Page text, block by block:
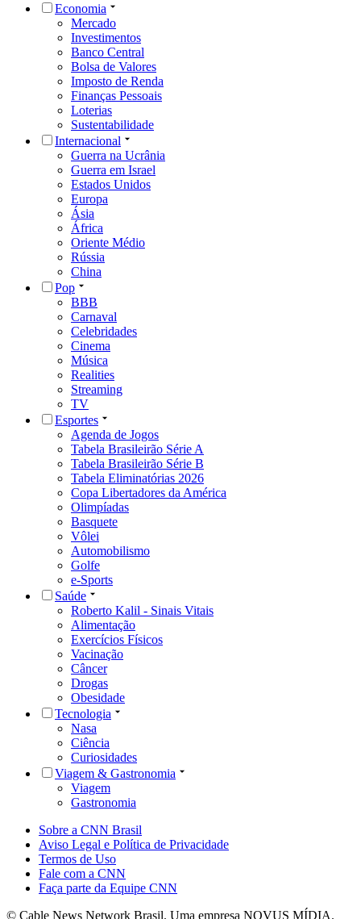
Economia
Mercado
Investimentos
Banco Central
Bolsa de Valores
Imposto de Renda
Finanças Pessoais
Loterias
Sustentabilidade
Internacional
Guerra na Ucrânia
Guerra em Israel
Estados Unidos
Europa
Ásia
África
Oriente Médio
Rússia
China
Pop
BBB
Carnaval
Celebridades
Cinema
Música
Realities
Streaming
TV
Esportes
Agenda de Jogos
Tabela Brasileirão Série A
Tabela Brasileirão Série B
Tabela Eliminatórias 2026
Copa Libertadores da América
Olimpíadas
Basquete
Vôlei
Automobilismo
Golfe
e-Sports
Saúde
Roberto Kalil - Sinais Vitais
Alimentação
Exercícios Físicos
Vacinação
Câncer
Drogas
Obesidade
Tecnologia
Nasa
Ciência
Curiosidades
Viagem & Gastronomia
Viagem
Gastronomia
Sobre a CNN Brasil
Aviso Legal e Política de Privacidade
Termos de Uso
Fale com a CNN
Faça parte da Equipe CNN
© Cable News Network Brasil. Uma empresa NOVUS MÍDIA.